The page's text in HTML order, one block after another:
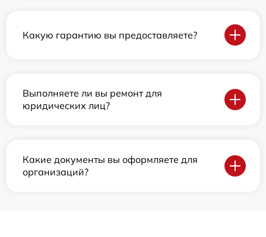
Какую гарантию вы предоставляете?
Выполняете ли вы ремонт для
юридических лиц?
Какие документы вы оформляете для
организаций?